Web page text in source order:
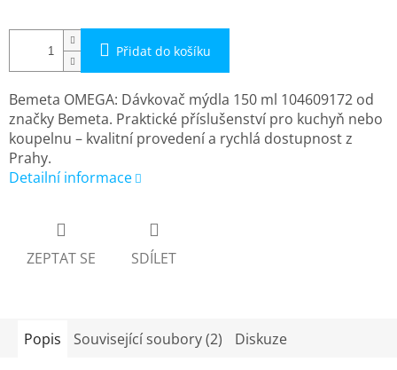
Přidat do košíku
Bemeta OMEGA: Dávkovač mýdla 150 ml 104609172 od
značky Bemeta. Praktické příslušenství pro kuchyň nebo
koupelnu – kvalitní provedení a rychlá dostupnost z
Prahy.
Detailní informace
ZEPTAT SE SDÍLET
Popis Související soubory (2) Diskuze